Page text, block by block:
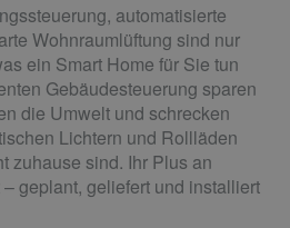
automatisierte
Wohnraumlüftung sind nur
ein Smart Home für Sie tun
Gebäudesteuerung sparen
die Umwelt und schrecken
Lichtern und Rollläden
zuhause sind. Ihr Plus an
geplant, geliefert und installiert